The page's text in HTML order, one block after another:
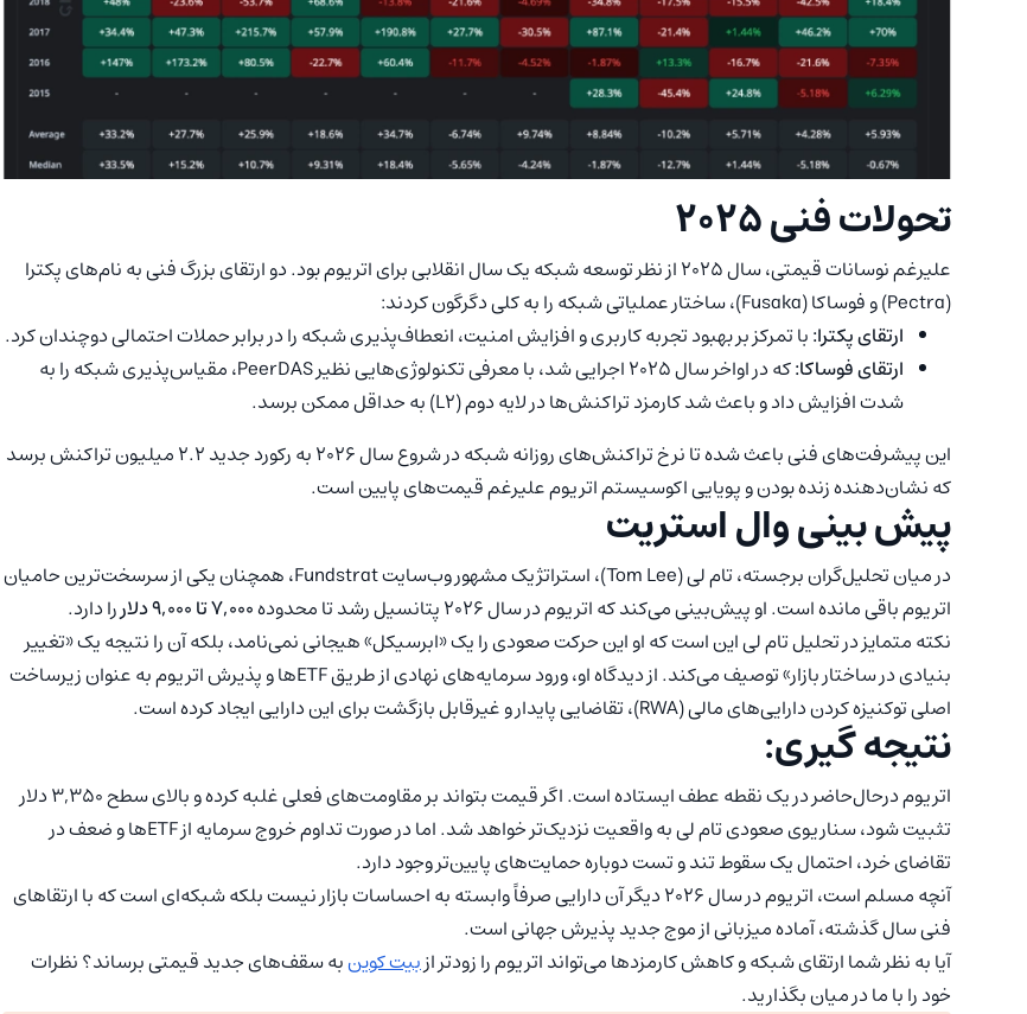
تحولات فنی ۲۰۲۵
علیرغم نوسانات قیمتی، سال ۲۰۲۵ از نظر توسعه شبکه یک سال انقلابی برای اتریوم بود. دو ارتقای بزرگ فنی به نام‌های پکترا
(Pectra) و فوساکا (Fusaka)، ساختار عملیاتی شبکه را به کلی دگرگون کردند:
ارتقای پکترا:با تمرکز بر بهبود تجربه کاربری و افزایش امنیت، انعطاف‌پذیری شبکه را در برابر حملات احتمالی دوچندان کرد.
ارتقای فوساکا:
که در اواخر سال ۲۰۲۵ اجرایی شد، با معرفی تکنولوژی‌هایی نظیر PeerDAS، مقیاس‌پذیری شبکه را به
شدت افزایش داد و باعث شد کارمزد تراکنش‌ها در لایه دوم (L2) به حداقل ممکن برسد.
این پیشرفت‌های فنی باعث شده تا نرخ تراکنش‌های روزانه شبکه در شروع سال ۲۰۲۶ به رکورد جدید ۲.۲ میلیون تراکنش برسد
که نشان‌دهنده زنده بودن و پویایی اکوسیستم اتریوم علیرغم قیمت‌های پایین است.
پیش بینی وال‌ استریت
در میان تحلیل‌گران برجسته، تام لی (Tom Lee)، استراتژیک مشهور وب‌سایت Fundstrat، همچنان یکی از سرسخت‌ترین حامیان
اتریوم باقی مانده است. او پیش‌بینی می‌کند که اتریوم در سال ۲۰۲۶ پتانسیل رشد تا محدوده
۷,۰۰۰ تا ۹,۰۰۰ دلار
را دارد.
نکته متمایز در تحلیل تام لی این است که او این حرکت صعودی را یک «ابرسیکل» هیجانی نمی‌نامد، بلکه آن را نتیجه یک «تغییر
بنیادی در ساختار بازار» توصیف می‌کند. از دیدگاه او، ورود سرمایه‌های نهادی از طریق ETFها و پذیرش اتریوم به عنوان زیرساخت
اصلی توکنیزه کردن دارایی‌های مالی (RWA)، تقاضایی پایدار و غیرقابل بازگشت برای این دارایی ایجاد کرده است.
نتیجه گیری:
اتریوم درحال‌حاضر در یک نقطه عطف ایستاده است. اگر قیمت بتواند بر مقاومت‌های فعلی غلبه کرده و بالای سطح ۳,۳۵۰ دلار
تثبیت شود، سناریوی صعودی تام لی به واقعیت نزدیک‌تر خواهد شد. اما در صورت تداوم خروج سرمایه از ETFها و ضعف در
تقاضای خرد، احتمال یک سقوط تند و تست دوباره حمایت‌های پایین‌تر وجود دارد.
آنچه مسلم است، اتریوم در سال ۲۰۲۶ دیگر آن دارایی صرفاً وابسته به احساسات بازار نیست بلکه شبکه‌ای است که با ارتقاهای
فنی سال گذشته، آماده میزبانی از موج جدید پذیرش جهانی است.
آیا به نظر شما ارتقای شبکه و کاهش کارمزدها می‌تواند اتریوم را زودتر ازبیت کوینبه سقف‌های جدید قیمتی برساند؟ نظرات
خود را با ما در میان بگذارید.